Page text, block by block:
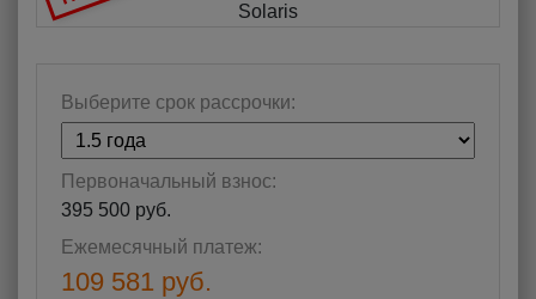
Выберите срок рассрочки:
Первоначальный взнос:
395 500 руб.
Ежемесячный платеж:
109 581 руб.